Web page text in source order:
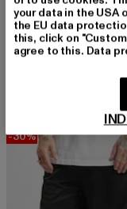
URBAN
Blank
Derzeitiger Preis:
-30%
your data in the USA
the EU data
this, click on
agree to this. Data